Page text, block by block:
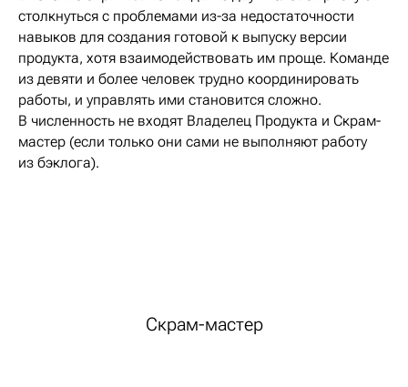
столкнуться с проблемами из-за недостаточности
навыков для создания готовой к выпуску версии
продукта, хотя взаимодействовать им проще. Команде
из девяти и более человек трудно координировать
работы, и управлять ими становится сложно.
В численность не входят Владелец Продукта и Скрам-
мастер (если только они сами не выполняют работу
из бэклога).
Скрам-мастер